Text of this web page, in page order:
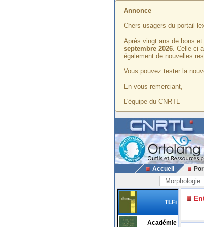
Annonce
Chers usagers du portail
Après vingt ans de bons
septembre 2026. Celle-ci
également de nouvelles
Vous pouvez tester la
En vous remerciant,
L'équipe du CNRTL
Accueil
Morphologie
TLFi
Académie